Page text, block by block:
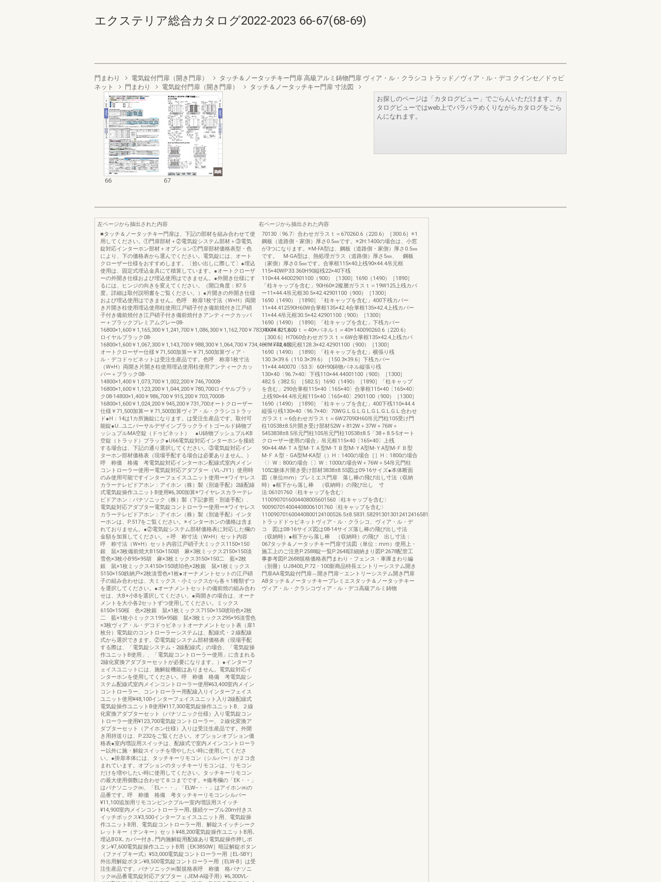
エクステリア総合カタログ2022-2023 66-67(68-69)
門まわり 電気錠付門扉（開き門扉）
タッチ＆ノータッチキー門扉 高級アルミ鋳物門扉 ヴィア・ル・クラシコ トラッド／ヴィア・ル・デコ クインセ／ドゥビ
ネット
門まわり 電気錠付門扉（開き門扉） タッチ＆ノータッチキー門扉 寸法図
66 67
お探しのページは「カタログビュー」でごらんいただけます。カ
タログビューではweb上でパラパラめくりながらカタログをごら
んになれます。
左ページから抽出された内容
■タッチ＆ノータッチキー門扉は、下記の部材を組み合わせて使
用してください。①門扉部材＋②電気錠システム部材＋③電気
錠対応インターホン部材＋オプション①門扉部材価格表型・色
により、下の価格表から選んでください。電気錠には、オート
クローザー仕様をおすすめします。〔拾い出しに際して〕●埋込
使用は、固定式埋込金具にて積算しています。●オートクローザ
ーの外開き仕様および埋込使用はできません。●外開き仕様にす
るには、ヒンジの向きを変えてください。（開口角度：87.5
度。詳細は取付説明書をご覧ください。）●片開きの外開き仕様
および埋込使用はできません。色呼 称扉1枚寸法（W×H）両開
き片開き柱使用埋込使用柱使用江戸硝子付き備前焼付き江戸硝
子付き備前焼付き江戸硝子付き備前焼付きアンティークカッパ
ー＋ブラックプレミアムグレー08-
16800×1,600￥1,165,300￥1,241,700￥1,086,300￥1,162,700￥783,400￥821,600
ロイヤルブラック08-
16800×1,600￥1,067,300￥1,143,700￥988,300￥1,064,700￥734,400￥772,600
オートクローザー仕様￥71,500加算ー￥71,500加算ヴィア・
ル・デコドゥビネットは受注生産品です。色呼 称扉1枚寸法
（W×H）両開き片開き柱使用埋込使用柱使用アンティークカッ
パー＋ブラック08-
14800×1,400￥1,073,700￥1,002,200￥746,70008-
16800×1,600￥1,123,200￥1,044,200￥780,700ロイヤルブラッ
ク08-14800×1,400￥986,700￥915,200￥703,70008-
16800×1,600￥1,024,200￥945,200￥731,700オートクローザー
仕様￥71,500加算ー￥71,500加算ヴィア・ル・クラシコトラッ
ド●H：14は1カ所施錠になります。は受注生産品です。取付可
能錠●U…ユニバーサルデザインブラックライトゴールド鋳物プ
ッシュプルMA空錠（ドゥビネット） ●U鋳物プッシュプルKB
空錠（トラッド）ブラック●U66電気錠対応インターホンを接続
する場合は、下記の通り選択してください。③電気錠対応イン
ターホン部材価格表（現場手配する場合は必要ありません。）
呼 称価 格備 考電気錠対応インターホン配線式室内メイン
コントローラー使用ー電気錠対応アダプター（VL-JY1）使用時
のみ使用可能ですインターフェイスユニット使用ー※ワイヤレス
カラーテレビドアホン：アイホン（株）製（別途手配）2線配線
式電気錠操作ユニットB使用¥6,300加算※ワイヤレスカラーテレ
ビドアホン：パナソニック（株）製（下記参照・別途手配）、
電気錠対応アダプター電気錠コントローラー使用ー※ワイヤレス
カラーテレビドアホン：アイホン（株）製（別途手配）インタ
ーホンは、P.517をご覧ください。※インターホンの価格は含ま
れておりません。●②電気錠システム部材価格表に対応した欄の
金額を加算してください。＋呼 称寸法（W×H）セット内容
呼 称寸法（W×H）セット内容江戸硝子大ミックス1150×150
銀 鼠×3枚備前焼大B150×150胡 麻×3枚ミックス2150×150淡
雪色×3枚小B95×95胡 麻×3枚ミックス3150×150二 藍×2枚
銀 鼠×1枚ミックス4150×150琥珀色×2枚銀 鼠×1枚ミックス
5150×150鉄納戸×2枚淡雪色×1枚●オーナメントセットの江戸硝
子の組み合わせは、大ミックス・小ミックスから各々1種類ずつ
を選択してください。●オーナメントセットの備前焼の組み合わ
せは、大B+小Bを選択してください。●両開きの場合は、オーナ
メントを大小各2セットずつ使用してください。ミックス
6150×150桜 色×2枚銀 鼠×1枚ミックス7150×150琥珀色×2枚
二 藍×1枚小ミックス195×95銀 鼠×3枚ミックス295×95淡雪色
×3枚ヴィア・ル・デコドゥビネットオーナメントセット表（扉1
枚分）電気錠のコントローラーシステムは、配線式・２線配線
式から選択できます。②電気錠システム部材価格表（現場手配
する際は、「電気錠システム・2線配線式」の場合、「電気錠操
作ユニットB使用」、「電気錠コントローラー使用」に含まれる
2線化変換アダプターセットが必要になります。）●インターフ
ェイスユニットには、施解錠機能はありません。電気錠対応イ
ンターホンを使用してください。呼 称価 格備 考電気錠シ
ステム配線式室内メインコントローラー使用¥63,400室内メイン
コントローラー、コントローラー用配線入りインターフェイス
ユニット使用¥48,100インターフェイスユニット入り2線配線式
電気錠操作ユニットB使用¥117,300電気錠操作ユニットB、２線
化変換アダプターセット（パナソニック仕様）入り電気錠コン
トローラー使用¥123,700電気錠コントローラー、２線化変換ア
ダプターセット（アイホン仕様）入りは受注生産品です。外開
き用持送りは、P.232をご覧ください。オプションオプション価
格表●室内増設用スイッチは、配線式で室内メインコントローラ
ー以外に施・解錠スイッチを増やしたい時に使用してくださ
い。●掛扉本体には、タッチキーリモコン（シルバー）が２コ含
まれています。オプションのタッチキーリモコンは、リモコン
だけを増やしたい時に使用してください。タッチキーリモコン
の最大使用個数は合わせて８コまでです。※備考欄の「EK・・」
はパナソニック㈱、「EL--・・」「ELW--・・」はアイホン㈱の
品番です。呼 称価 格備 考タッチキーリモコンシルバー
¥11,100追加用リモコンピンクブルー室内増設用スイッチ
¥14,900室内メインコントローラー用､接続ケーブル20m付きス
イッチボックス¥3,500インターフェイスユニット用、電気錠操
作ユニットB用、電気錠コントローラー用、解錠スイッチシーク
レットキー（テンキー）セット¥48,200電気錠操作ユニットB用､
埋込BOX､カバー付き､門内施解錠用配線あり電気錠操作押しボ
タン¥7,600電気錠操作ユニットB用［EK3850W］暗証解錠ボタン
（ファイブキー式）¥53,000電気錠コントローラー用［EL-5BY］
外出用解錠ボタン¥8,500電気錠コントローラー用［ELW-B］は受
注生産品です。パナソニック㈱製規格表呼 称価 格パナソニ
ック㈱品番電気錠対応アダプター（JEM-A端子用）¥6,300VL-
右ページから抽出された内容
70130〈96.7〉合わせガラスｔ＝670260.6（220.6）［300.6］※1
鋼板（道路側・家側）厚さ0.5㎜です。※2H:1400の場合は、小窓
が3つになります。※M-FA型は、鋼板（道路側・家側）厚さ0.5㎜
です。 M-GA型は、熱処理ガラス（道路側）厚さ5㎜、 鋼板
（家側）厚さ0.5㎜です。合掌框115×40上桟90×44.4吊元框
115×40WP33.360H90縦桟22×40下桟
110×44.44002901100（900）［1300］1690（1490）［1890］
「柱キャップを含む」90H60※2複層ガラスｔ＝19W125上桟カバ
ー11×44.4吊元框30.5×42.42901100（900）［1300］
1690（1490）［1890］「柱キャップを含む」400下桟カバー
11×44.412590H60W合掌框135×42.4合掌框135×42.4上桟カバー
11×44.4吊元框30.5×42.42901100（900）［1300］
1690（1490）［1890］「柱キャップを含む」下桟カバー
11×44.4パネルｔ＝40※パネルｔ＝40※140090260.6（220.6）
［300.6］H7060合わせガラスｔ＝6W合掌框135×42.4上桟カバ
ー11×44.4吊元框128.3×42.42901100（900）［1300］
1690（1490）［1890］「柱キャップを含む」横張り桟
130.3×39.6（110.3×39.6）［150.3×39.6］下桟カバー
11×44.440070〈53.3〉60H90鋳物パネル縦張り桟
130×40〈96.7×40〉下桟110×44.44001100（900）［1300］
482.5（382.5）［582.5］1690（1490）［1890］「柱キャップ
を含む」290合掌框115×40〔165×40〕合掌框115×40〔165×40〕
上桟90×44.4吊元框115×40〔165×40〕2901100（900）［1300］
1690（1490）［1890］「柱キャップを含む」400下桟110×44.4
縦張り桟130×40〈96.7×40〉70WG.L.G.L.G.L.G.L.G.L.G.L.合わせ
ガラスｔ＝6合わせガラスｔ＝6W27090H60吊元門柱105受け門
柱10538±8.5片開き受け部材52W＋812W＋37W＋76W＋
5453838±8.5吊元門柱105吊元門柱10538±8.5「38＋8.5-5オート
クローザー使用の場合」吊元框115×40〔165×40〕上桟
90×44.4M-ＴＡ型M-ＴＡ型M-ＴＢ型M-ＹA型M-ＹA型M-ＦＢ型
M-ＦＡ型・GA型M-KA型（）H：1400の場合［］H：1800の場合
〈〉W：800の場合〔〕W：1000の場合W＋76W＋54吊元門柱
105□躯体片開き受け部材3838±8.55図は09-16サイズ●本体断面
図（単位mm）プレミエス門扉 落し棒の飛び出し寸法（収納
時）●框下から落し棒 （収納時）の飛び出し 寸
法:06101760〈柱キャップを含む〉
1100907016004408005601560〈柱キャップを含む〉
900907014004408006101760〈柱キャップを含む〉
トラッドドゥビネットヴィア・ル・クラシコ、ヴィア・ル・デ
コ 図は08-16サイズ図は08-14サイズ落し棒の飛び出し寸法
（収納時）●框下から落し棒 （収納時）の飛び 出し寸法：
067タッチ＆ノータッチキー門扉寸法図（単位：mm）使用上・
施工上のご注意P.2588錠一覧P.2648詳細納まり図P.2678配管工
事参考図P.2688規格価格表門まわり・フェンス・車庫まわり編
（別冊）UJ8400_P.72・100新商品特長エントリーシステム開き
門扉AA電気錠付門扉︵開き門扉︶エントリーシステム開き門扉
ABタッチ＆ノータッチキープレミエスタッチ＆ノータッチキー
ヴィア・ル・クラシコヴィア・ル・デコ高級アルミ鋳物